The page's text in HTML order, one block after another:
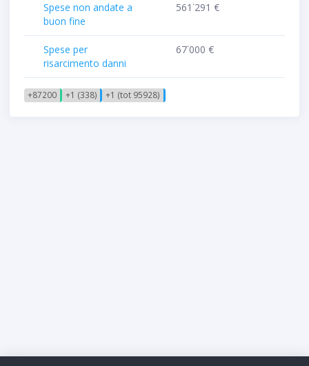
Spese non andate a
buon fine
561˙291 €
Spese per
risarcimento danni
67˙000 €
+87200 +1 (338) +1 (tot 95928)